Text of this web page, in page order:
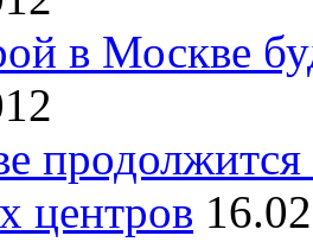
в Москве
продолжится
центров